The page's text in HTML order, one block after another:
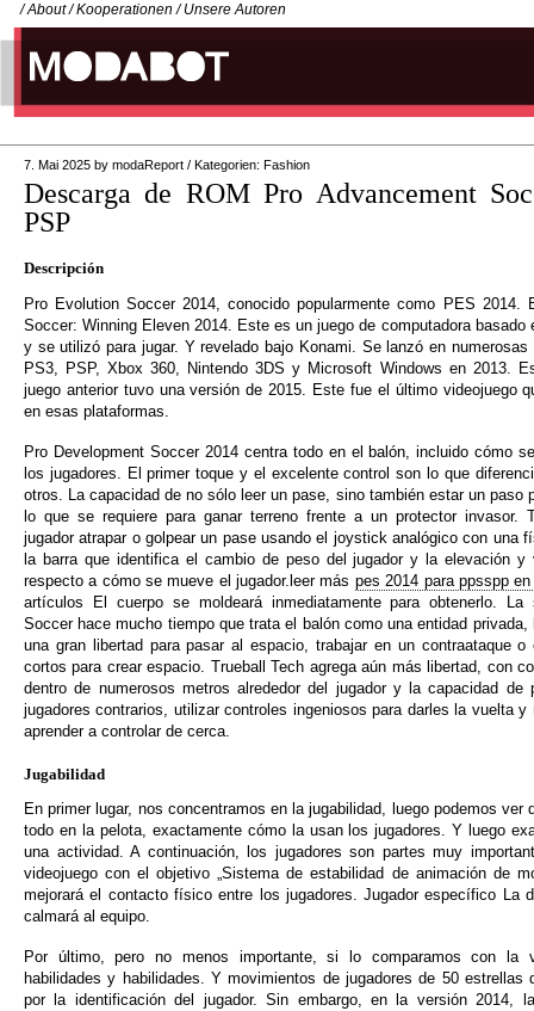
/ About / Kooperationen / Unsere Autoren
7. Mai 2025 by modaReport / Kategorien: Fashion
Descarga de ROM Pro Advancement
PSP
Descripción
Pro Evolution Soccer 2014, conocido popularmente como PES 2014.
Soccer: Winning Eleven 2014. Este es un juego de computadora basado
y se utilizó para jugar. Y revelado bajo Konami. Se lanzó en
PS3, PSP, Xbox 360, Nintendo 3DS y Microsoft Windows en 2013.
juego anterior tuvo una versión de 2015. Este fue el último videojuego
en esas plataformas.
Pro Development Soccer 2014 centra todo en el balón, incluido cómo
los jugadores. El primer toque y el excelente control son lo que
otros. La capacidad de no sólo leer un pase, sino también estar un paso
lo que se requiere para ganar terreno frente a un protector invasor.
jugador atrapar o golpear un pase usando el joystick analógico con una
la barra que identifica el cambio de peso del jugador y la elevación y
respecto a cómo se mueve el jugador.leer más pes 2014 para ppsspp
artículos El cuerpo se moldeará inmediatamente para obtenerlo. La
Soccer hace mucho tiempo que trata el balón como una entidad privada,
una gran libertad para pasar al espacio, trabajar en un contraataque o
cortos para crear espacio. Trueball Tech agrega aún más libertad, con
dentro de numerosos metros alrededor del jugador y la capacidad de
jugadores contrarios, utilizar controles ingeniosos para darles la vuelta
aprender a controlar de cerca.
Jugabilidad
En primer lugar, nos concentramos en la jugabilidad, luego podemos ver
todo en la pelota, exactamente cómo la usan los jugadores. Y luego
una actividad. A continuación, los jugadores son partes muy
videojuego con el objetivo „Sistema de estabilidad de animación de
mejorará el contacto físico entre los jugadores. Jugador específico La
calmará al equipo.
Por último, pero no menos importante, si lo comparamos con la
habilidades y habilidades. Y movimientos de jugadores de 50 estrellas
por la identificación del jugador. Sin embargo, en la versión 2014,